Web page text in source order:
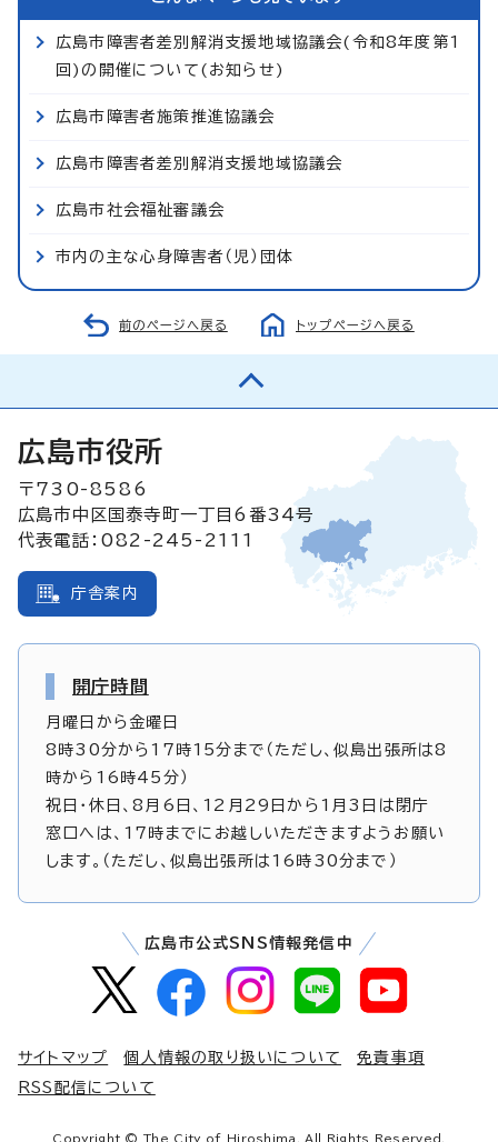
広島市障害者差別解消支援地域協議会(令和8年度第1
回)の開催について(お知らせ)
広島市障害者施策推進協議会
広島市障害者差別解消支援地域協議会
広島市社会福祉審議会
市内の主な心身障害者（児）団体
前のページへ戻る トップページへ戻る
広島市役所
〒730-8586
広島市中区国泰寺町一丁目6番34号
代表電話：082-245-2111
庁舎案内
開庁時間
月曜日から金曜日
8時30分から17時15分まで（ただし、似島出張所は8
時から16時45分）
祝日・休日、8月6日、12月29日から1月3日は閉庁
窓口へは、17時までにお越しいただきますようお願い
します。（ただし、似島出張所は16時30分まで）
広島市公式SNS情報発信中
サイトマップ 個人情報の取り扱いについて
免責事項
RSS配信について
Copyright © The City of Hiroshima. All Rights Reserved.